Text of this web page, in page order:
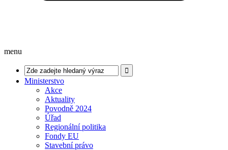
menu
Ministerstvo
Akce
Aktuality
Povodně 2024
Úřad
Regionální politika
Fondy EU
Stavební právo